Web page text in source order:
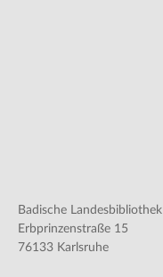
Badische Landesbibliothek
Erbprinzenstraße 15
76133 Karlsruhe